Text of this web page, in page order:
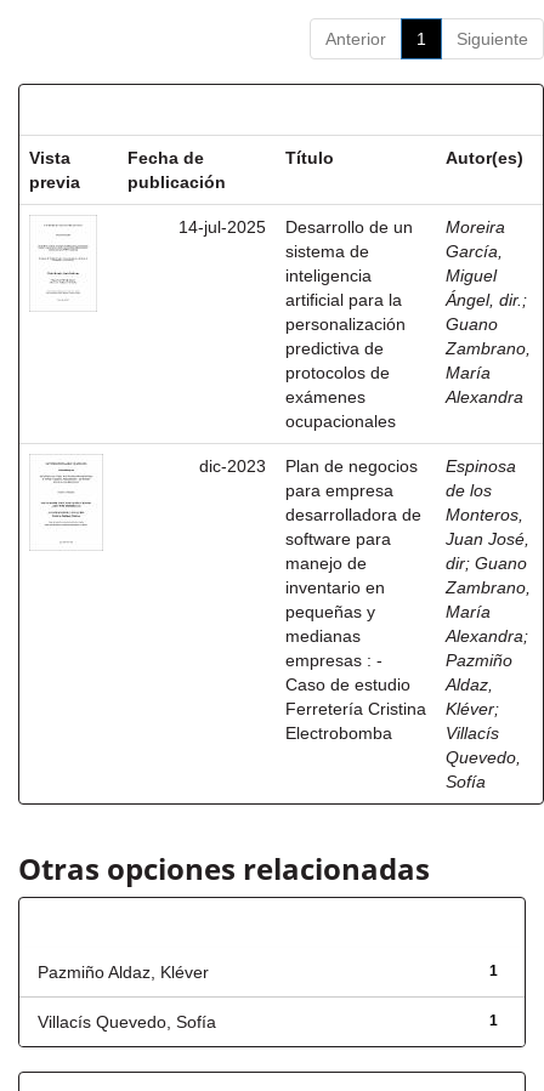
Anterior 1 Siguiente
Vista
previa
Fecha de
publicación
Título Autor(es)
14-jul-2025
Desarrollo de un
sistema de
inteligencia
artificial para la
personalización
predictiva de
protocolos de
exámenes
ocupacionales
Moreira
García,
Miguel
Ángel, dir. ;
Guano
Zambrano,
María
Alexandra
dic-2023
Plan de negocios
para empresa
desarrolladora de
software para
manejo de
inventario en
pequeñas y
medianas
empresas : -
Caso de estudio
Ferretería Cristina
Electrobomba
Espinosa
de los
Monteros,
Juan José,
dir; Guano
Zambrano,
María
Alexandra;
Pazmiño
Aldaz,
Kléver;
Villacís
Quevedo,
Sofía
Otras opciones relacionadas
1
Pazmiño Aldaz, Kléver
1
Villacís Quevedo, Sofía